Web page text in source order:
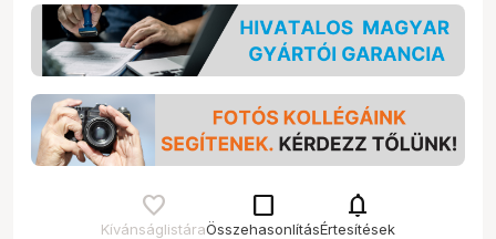
Kívánságlistára
check_box_outline_blank
Összehasonlítás
notifications
Értesítések